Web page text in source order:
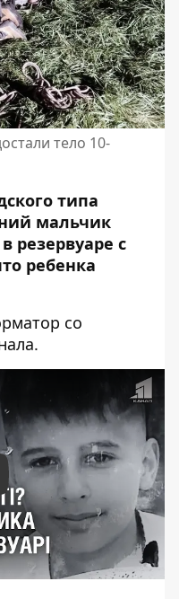
тело 10-
типа
мальчик
резервуаре с
ребенка
со
.